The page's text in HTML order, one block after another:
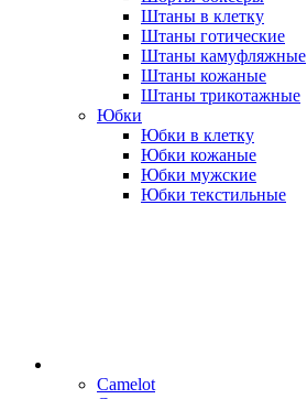
Штаны в клетку
Штаны готические
Штаны камуфляжные
Штаны кожаные
Штаны трикотажные
Юбки
Юбки в клетку
Юбки кожаные
Юбки мужские
Юбки текстильные
Camelot